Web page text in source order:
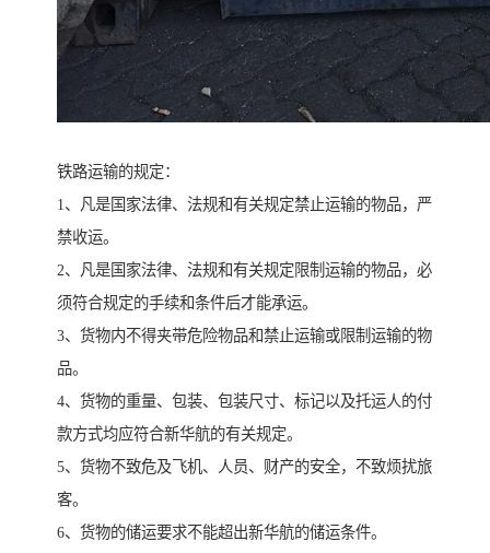
铁路运输的规定：
1、凡是国家法律、法规和有关规定禁止运输的物品，严
禁收运。
2、凡是国家法律、法规和有关规定限制运输的物品，必
须符合规定的手续和条件后才能承运。
3、货物内不得夹带危险物品和禁止运输或限制运输的物
品。
4、货物的重量、包装、包装尺寸、标记以及托运人的付
款方式均应符合新华航的有关规定。
5、货物不致危及飞机、人员、财产的安全，不致烦扰旅
客。
6、货物的储运要求不能超出新华航的储运条件。